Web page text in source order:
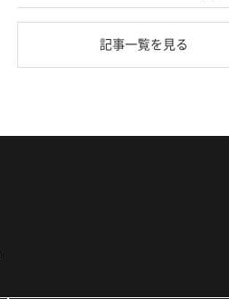
記事一覧を見る